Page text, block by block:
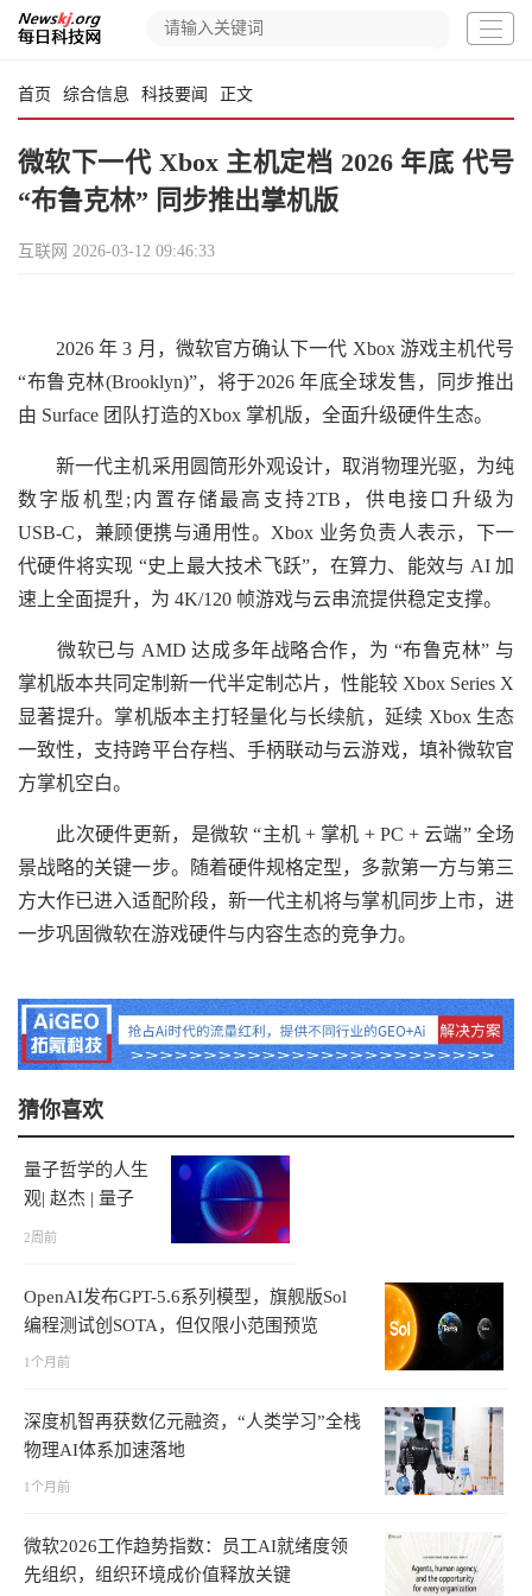
首页 综合信息 科技要闻 正文
微软下一代 Xbox 主机定档 2026 年底 代号
“布鲁克林” 同步推出掌机版
互联网 2026-03-12 09:46:33
2026 年 3 月，微软官方确认下一代 Xbox 游戏主机代号
“布鲁克林(Brooklyn)”，将于2026 年底全球发售，同步推出
由 Surface 团队打造的Xbox 掌机版，全面升级硬件生态。
新一代主机采用圆筒形外观设计，取消物理光驱，为纯
数字版机型;内置存储最高支持2TB，供电接口升级为
USB‑C，兼顾便携与通用性。Xbox 业务负责人表示，下一
代硬件将实现 “史上最大技术飞跃”，在算力、能效与 AI 加
速上全面提升，为 4K/120 帧游戏与云串流提供稳定支撑。
微软已与 AMD 达成多年战略合作，为 “布鲁克林” 与
掌机版本共同定制新一代半定制芯片，性能较 Xbox Series X
显著提升。掌机版本主打轻量化与长续航，延续 Xbox 生态
一致性，支持跨平台存档、手柄联动与云游戏，填补微软官
方掌机空白。
此次硬件更新，是微软 “主机 + 掌机 + PC + 云端” 全场
景战略的关键一步。随着硬件规格定型，多款第一方与第三
方大作已进入适配阶段，新一代主机将与掌机同步上市，进
一步巩固微软在游戏硬件与内容生态的竞争力。
猜你喜欢
量子哲学的人生
观| 赵杰 | 量子
哲学
2周前
OpenAI发布GPT-5.6系列模型，旗舰版Sol
编程测试创SOTA，但仅限小范围预览
1个月前
深度机智再获数亿元融资，“人类学习”全栈
物理AI体系加速落地
1个月前
微软2026工作趋势指数：员工AI就绪度领
先组织，组织环境成价值释放关键